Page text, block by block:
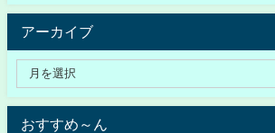
アーカイブ
おすすめ～ん